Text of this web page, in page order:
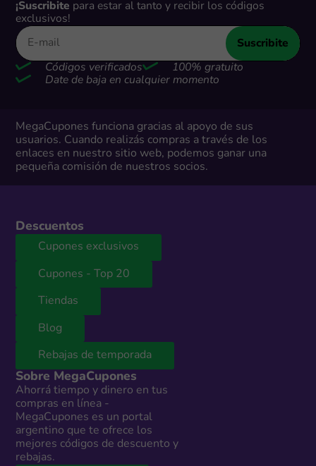
¡Suscribite para estar al tanto y recibir los códigos
exclusivos!
Suscribite
Códigos verificados
100% gratuito
Date de baja en cualquier momento
MegaCupones funciona gracias al apoyo de sus
usuarios. Cuando realizás compras a través de los
enlaces en nuestro sitio web, podemos ganar una
pequeña comisión de nuestros socios.
Descuentos
Cupones exclusivos
Cupones - Top 20
Tiendas
Blog
Rebajas de temporada
Sobre MegaCupones
Ahorrá tiempo y dinero en tus
compras en línea -
MegaCupones es un portal
argentino que te ofrece los
mejores códigos de descuento y
rebajas.